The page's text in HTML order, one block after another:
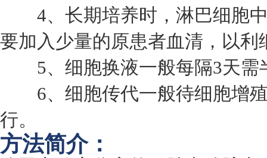
4、长期培养时，淋巴细胞中
要加入少量的原患者血清，以利
5、细胞换液一般每隔3天需
6、细胞传代一般待细胞增殖
行。
方法简介：